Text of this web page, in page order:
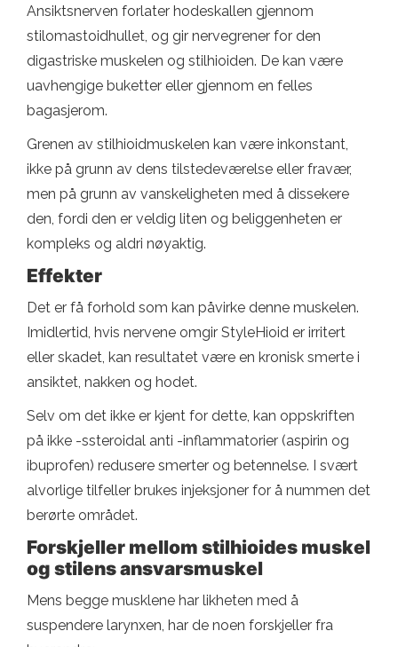
Ansiktsnerven forlater hodeskallen gjennom
stilomastoidhullet, og gir nervegrener for den
digastriske muskelen og stilhioiden. De kan være
uavhengige buketter eller gjennom en felles
bagasjerom.
Grenen av stilhioidmuskelen kan være inkonstant,
ikke på grunn av dens tilstedeværelse eller fravær,
men på grunn av vanskeligheten med å dissekere
den, fordi den er veldig liten og beliggenheten er
kompleks og aldri nøyaktig.
Effekter
Det er få forhold som kan påvirke denne muskelen.
Imidlertid, hvis nervene omgir StyleHioid er irritert
eller skadet, kan resultatet være en kronisk smerte i
ansiktet, nakken og hodet.
Selv om det ikke er kjent for dette, kan oppskriften
på ikke -ssteroidal anti -inflammatorier (aspirin og
ibuprofen) redusere smerter og betennelse. I svært
alvorlige tilfeller brukes injeksjoner for å nummen det
berørte området.
Forskjeller mellom stilhioides muskel
og stilens ansvarsmuskel
Mens begge musklene har likheten med å
suspendere larynxen, har de noen forskjeller fra